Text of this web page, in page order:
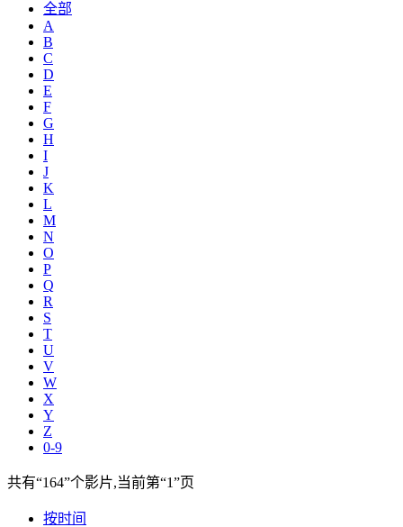
全部
A
B
C
D
E
F
G
H
I
J
K
L
M
N
O
P
Q
R
S
T
U
V
W
X
Y
Z
0-9
共有“164”个影片,当前第“1”页
按时间